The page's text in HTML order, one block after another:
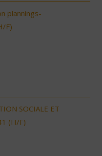
plannings-
F)
SOCIALE ET
(H/F)